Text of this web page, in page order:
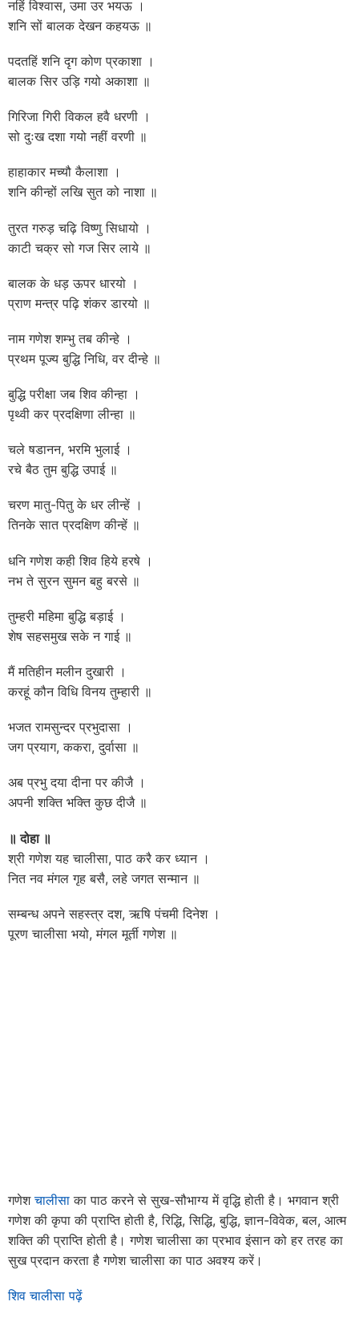
नहिं विश्वास, उमा उर भयऊ ।
शनि सों बालक देखन कहयऊ ॥
पदतहिं शनि दृग कोण प्रकाशा ।
बालक सिर उड़ि गयो अकाशा ॥
गिरिजा गिरी विकल हवै धरणी ।
सो दुःख दशा गयो नहीं वरणी ॥
हाहाकार मच्यौ कैलाशा ।
शनि कीन्हों लखि सुत को नाशा ॥
तुरत गरुड़ चढ़ि विष्णु सिधायो ।
काटी चक्र सो गज सिर लाये ॥
बालक के धड़ ऊपर धारयो ।
प्राण मन्त्र पढ़ि शंकर डारयो ॥
नाम गणेश शम्भु तब कीन्हे ।
प्रथम पूज्य बुद्धि निधि, वर दीन्हे ॥
बुद्धि परीक्षा जब शिव कीन्हा ।
पृथ्वी कर प्रदक्षिणा लीन्हा ॥
चले षडानन, भरमि भुलाई ।
रचे बैठ तुम बुद्धि उपाई ॥
चरण मातु-पितु के धर लीन्हें ।
तिनके सात प्रदक्षिण कीन्हें ॥
धनि गणेश कही शिव हिये हरषे ।
नभ ते सुरन सुमन बहु बरसे ॥
तुम्हरी महिमा बुद्धि बड़ाई ।
शेष सहसमुख सके न गाई ॥
मैं मतिहीन मलीन दुखारी ।
करहूं कौन विधि विनय तुम्हारी ॥
भजत रामसुन्दर प्रभुदासा ।
जग प्रयाग, ककरा, दुर्वासा ॥
अब प्रभु दया दीना पर कीजै ।
अपनी शक्ति भक्ति कुछ दीजै ॥
॥ दोहा ॥
श्री गणेश यह चालीसा, पाठ करै कर ध्यान ।
नित नव मंगल गृह बसै, लहे जगत सन्मान ॥
सम्बन्ध अपने सहस्त्र दश, ऋषि पंचमी दिनेश ।
पूरण चालीसा भयो, मंगल मूर्ती गणेश ॥
गणेशचालीसा का पाठ करने से सुख-सौभाग्य में वृद्धि होती है। भगवान श्री
गणेश की कृपा की प्राप्ति होती है, रिद्धि, सिद्धि, बुद्धि, ज्ञान-विवेक, बल, आत्म
शक्ति की प्राप्ति होती है। गणेश चालीसा का प्रभाव इंसान को हर तरह का
सुख प्रदान करता है गणेश चालीसा का पाठ अवश्य करें।
शिव चालीसा पढ़ें